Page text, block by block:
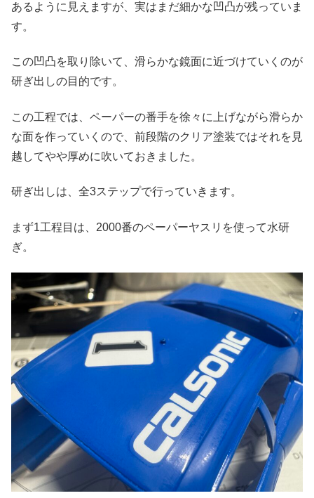
あるように見えますが、実はまだ細かな凹凸が残っていま
す。
この凹凸を取り除いて、滑らかな鏡面に近づけていくのが
研ぎ出しの目的です。
この工程では、ペーパーの番手を徐々に上げながら滑らか
な面を作っていくので、前段階のクリア塗装ではそれを見
越してやや厚めに吹いておきました。
研ぎ出しは、全3ステップで行っていきます。
まず1工程目は、2000番のペーパーヤスリを使って水研
ぎ。